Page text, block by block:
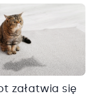
załatwia się